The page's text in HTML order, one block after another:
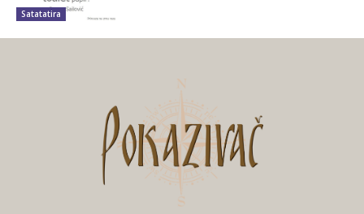
Satatatira